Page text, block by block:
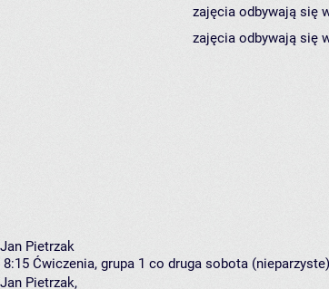
zajęcia odbywają się
zajęcia odbywają się
Jan Pietrzak
8:15 Ćwiczenia, grupa 1 co druga sobota
Jan Pietrzak,